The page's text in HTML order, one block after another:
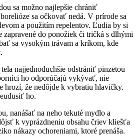
sa možno najlepšie chrániť
sa očkovať nedá. V prírode sa
a použitím repelentov. Ľudia by si
do ponožiek či tričká s dlhými
sa vysokým trávam a kríkom, kde
najjednoduchšie odstrániť pinzetou
ho odporúčajú vykývať, nie
hrozí, že nedôjde k vybratiu hlavičky.
ho.
nanášať na neho tekuté mydlo a
k vyprázdneniu obsahu čriev kliešťa
nákazy ochoreniami, ktoré prenáša.